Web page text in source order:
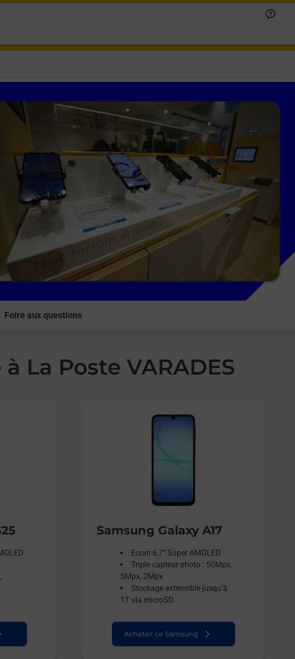
Foire aux questions
La Poste VARADES
Samsung Galaxy A17
Ecran 6,7’’ Super AMOLED
Triple capteur photo : 50Mpx,
5Mpx, 2Mpx
Stockage extensible jusqu’à
1T via microSD
Acheter ce Samsung